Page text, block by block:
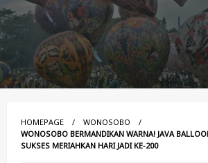
HOMEPAGE
WONOSOBO
WONOSOBO BERMANDIKAN WARNA! JAVA
SUKSES MERIAHKAN HARI JADI KE-200